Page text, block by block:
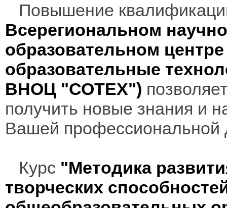
Повышение
Всерегиональном
образовательном
образовательные
ВНОЦ "СОТЕХ")
получить новые знания и
Вашей профессиональной
Курс "Методика
творческих